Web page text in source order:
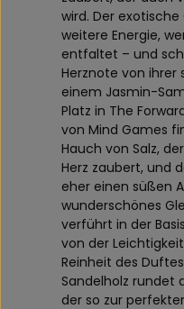
wird. Der
weitere Energie,
entfaltet – und
Herznote von ihrer
einem Jasmin-
Platz in The
von Mind Games
Hauch von Salz,
Herz zaubert, und
eher einen süßen
wunderschönes
verführt in der
von der
Reinheit des
Sandelholz rundet
der so zur